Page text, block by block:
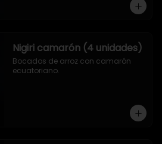
Nigiri camarón (4 unidades)
Bocados de arroz con camarón
ecuatoriano.